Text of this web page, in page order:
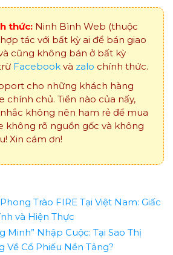
thức: Ninh Bình Web (thuộc
tác với bất kỳ ai để bán giao
cũng không bán ở bất kỳ
Facebook và zalo chính thức.
cho những khách hàng
chính chủ. Tiền nào của nấy,
không nên ham rẻ để mua
không rõ nguồn gốc và không
Xin cám ơn!
Trào FIRE Tại Việt Nam: Giấc
và Hiện Thực
Minh” Nhập Cuộc: Tại Sao Thị
Về Cổ Phiếu Nền Tảng?